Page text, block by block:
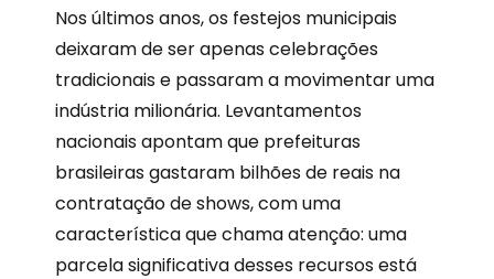
Nos últimos anos, os festejos municipais
deixaram de ser apenas celebrações
tradicionais e passaram a movimentar uma
indústria milionária. Levantamentos
nacionais apontam que prefeituras
brasileiras gastaram bilhões de reais na
contratação de shows, com uma
característica que chama atenção: uma
parcela significativa desses recursos está